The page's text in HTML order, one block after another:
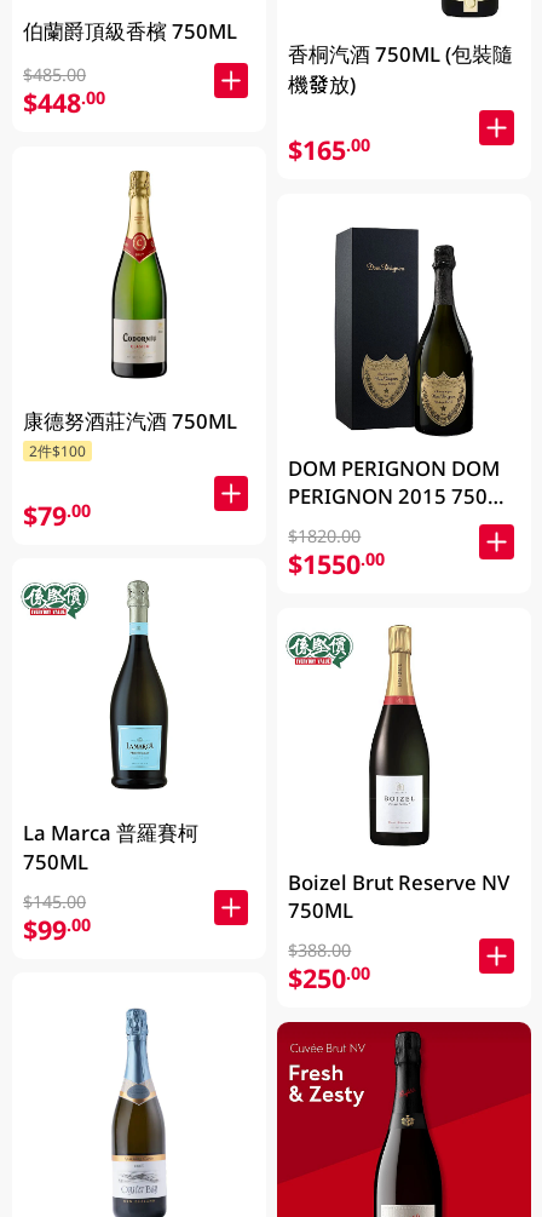
伯蘭爵頂級香檳 750ML
$485.00
$448.00
康德努酒莊汽酒 750ML
2件$100
$79.00
La Marca 普羅賽柯
750ML
$145.00
$99.00
香桐汽酒 750ML (包裝隨
機發放)
$165.00
DOM PERIGNON DOM
PERIGNON 2015 750毫
升 (包裝隨機發放)
$1820.00
$1550.00
Boizel Brut Reserve NV
750ML
$388.00
$250.00